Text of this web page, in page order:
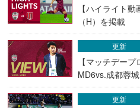
【ハイライト
（H）を掲載
【マッチデー
MD6vs.成都蓉
更新
更新